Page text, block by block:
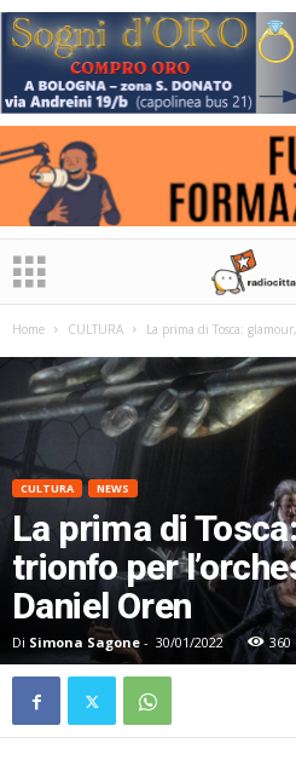
Home CULTURA La prima di Tosca:
CULTURA NEWS
La prima di
trionfo per
Daniel Oren
Di Simona Sagone - 30/01/2022 360